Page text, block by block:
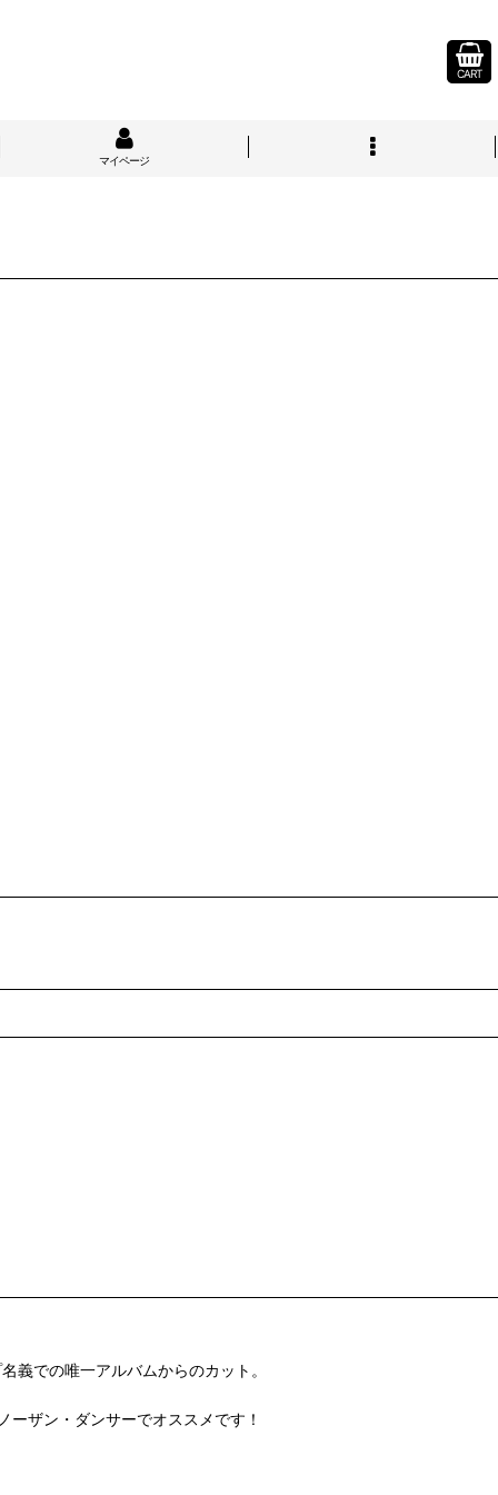
CART
マイページ
での唯一アルバムからのカット。
ザン・ダンサーでオススメです！